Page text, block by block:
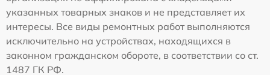
указанных товарных знаков и не представляет их
интересы. Все виды ремонтных работ выполняются
исключительно на устройствах, находящихся в
законном гражданском обороте, в соответствии со ст.
1487 ГК РФ.